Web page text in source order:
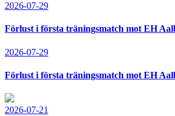
2026-07-29
Förlust i första träningsmatch mot EH
2026-07-29
Förlust i första träningsmatch mot EH
2026-07-21